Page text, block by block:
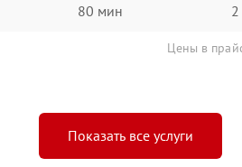
80 мин
Цены в
Показать все услуги